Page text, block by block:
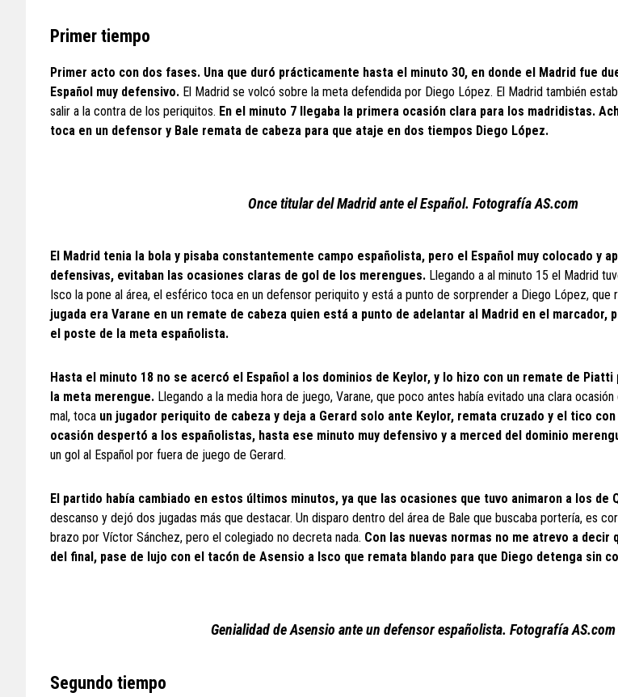
Primer tiempo
Primer acto con dos fases. Una que duró prácticamente hasta el minuto 30, en donde el Madrid fue
Español muy defensivo. El Madrid se volcó sobre la meta defendida por Diego López. El Madrid también
salir a la contra de los periquitos. En el minuto 7 llegaba la primera ocasión clara para los madridistas.
toca en un defensor y Bale remata de cabeza para que ataje en dos tiempos Diego López.
Once titular del Madrid ante el Español. Fotografía AS.com
El Madrid tenia la bola y pisaba constantemente campo españolista, pero el Español muy colocado y
defensivas, evitaban las ocasiones claras de gol de los merengues. Llegando a al minuto 15 el Madrid
Isco la pone al área, el esférico toca en un defensor periquito y está a punto de sorprender a Diego López, que
jugada era Varane en un remate de cabeza quien está a punto de adelantar al Madrid en el marcador,
el poste de la meta españolista.
Hasta el minuto 18 no se acercó el Español a los dominios de Keylor, y lo hizo con un remate de
la meta merengue. Llegando a la media hora de juego, Varane, que poco antes había evitado una clara
mal, toca un jugador periquito de cabeza y deja a Gerard solo ante Keylor, remata cruzado y el tico
ocasión despertó a los españolistas, hasta ese minuto muy defensivo y a merced del dominio
un gol al Español por fuera de juego de Gerard.
El partido había cambiado en estos últimos minutos, ya que las ocasiones que tuvo animaron a los de
descanso y dejó dos jugadas más que destacar. Un disparo dentro del área de Bale que buscaba portería, es
brazo por Víctor Sánchez, pero el colegiado no decreta nada. Con las nuevas normas no me atrevo a decir
del final, pase de lujo con el tacón de Asensio a Isco que remata blando para que Diego detenga sin
Genialidad de Asensio ante un defensor españolista. Fotografía AS.com
Segundo tiempo